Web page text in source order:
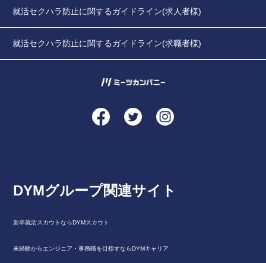
就活セクハラ防止に関するガイドライン(求人者様)
就活セクハラ防止に関するガイドライン(求職者様)
DYMグループ関連サイト
新卒就活スカウトならDYMスカウト
未経験からエンジニア・事務職を目指すならDYMキャリア